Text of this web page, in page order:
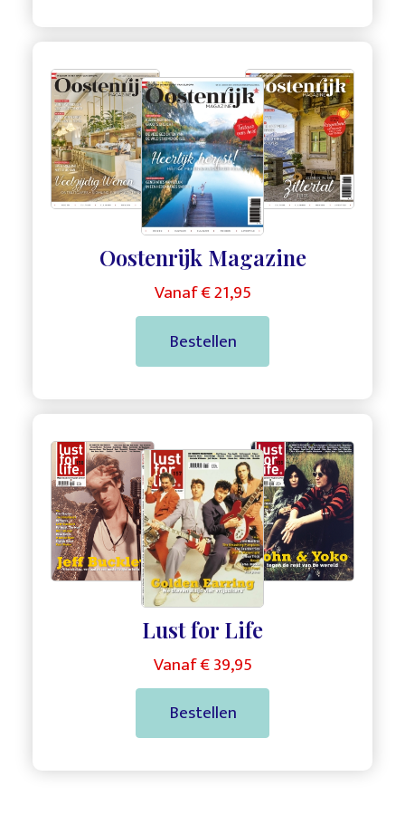
,,
Oostenrijk Magazine
Vanaf € 21,95
Bestellen
,,
Lust for Life
Vanaf € 39,95
Bestellen